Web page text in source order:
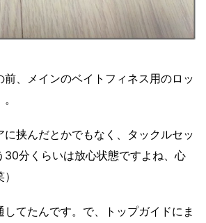
前、メインのベイトフィネス用のロッ
に挟んだとかでもなく、タックルセッ
30分くらいは放心状態ですよね、心
してたんです。で、トップガイドにま